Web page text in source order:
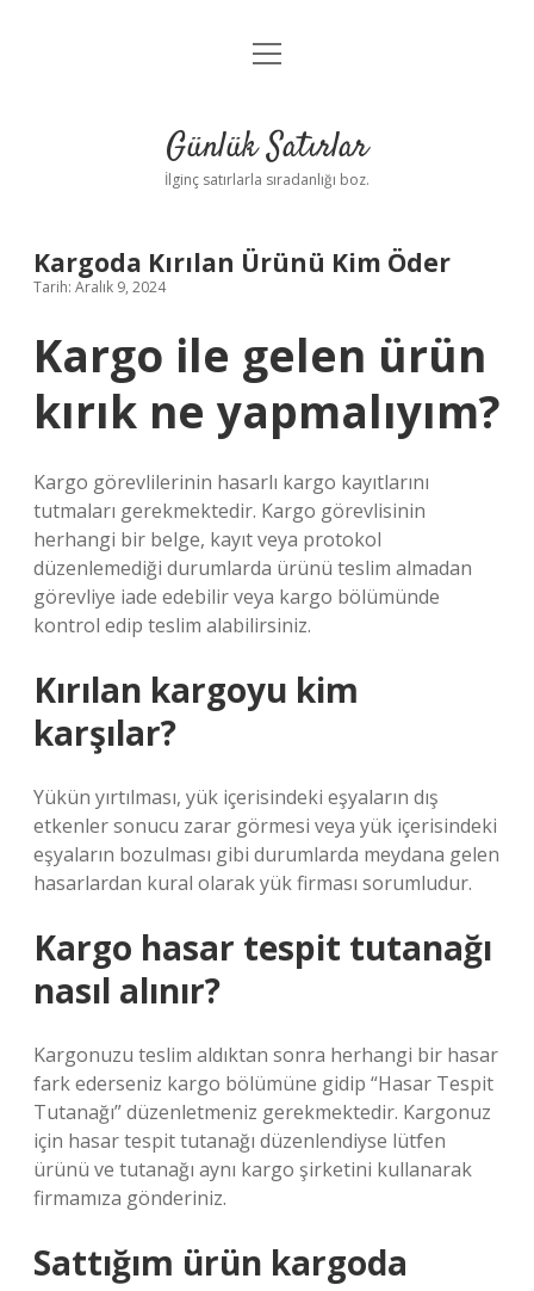
Anasayfa
Yasal Uyarı
menüyü
Günlük Satırlar
İlginç satırlarla sıradanlığı boz.
Kargoda Kırılan Ürünü Kim Öder
Tarih: Aralık 9, 2024
Kargo ile gelen ürün
kırık ne yapmalıyım?
Kargo görevlilerinin hasarlı kargo kayıtlarını
tutmaları gerekmektedir. Kargo görevlisinin
herhangi bir belge, kayıt veya protokol
düzenlemediği durumlarda ürünü teslim almadan
görevliye iade edebilir veya kargo bölümünde
kontrol edip teslim alabilirsiniz.
Kırılan kargoyu kim
karşılar?
Yükün yırtılması, yük içerisindeki eşyaların dış
etkenler sonucu zarar görmesi veya yük içerisindeki
eşyaların bozulması gibi durumlarda meydana gelen
hasarlardan kural olarak yük firması sorumludur.
Kargo hasar tespit tutanağı
nasıl alınır?
Kargonuzu teslim aldıktan sonra herhangi bir hasar
fark ederseniz kargo bölümüne gidip “Hasar Tespit
Tutanağı” düzenletmeniz gerekmektedir. Kargonuz
için hasar tespit tutanağı düzenlendiyse lütfen
ürünü ve tutanağı aynı kargo şirketini kullanarak
firmamıza gönderiniz.
Sattığım ürün kargoda